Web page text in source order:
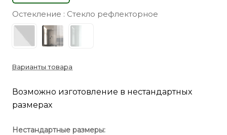
Остекление : Стекло рефлекторное
Варианты товара
Возможно изготовление в нестандартных
размерах
Нестандартные размеры: